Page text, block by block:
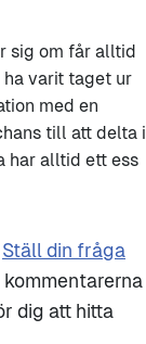
sig om får alltid
ha varit taget ur
med en
till att delta i
har alltid ett ess
Ställ din fråga
dig att hitta